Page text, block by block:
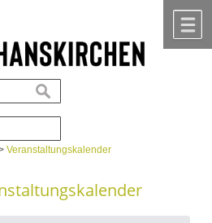
suchen
Veranstaltungskalender